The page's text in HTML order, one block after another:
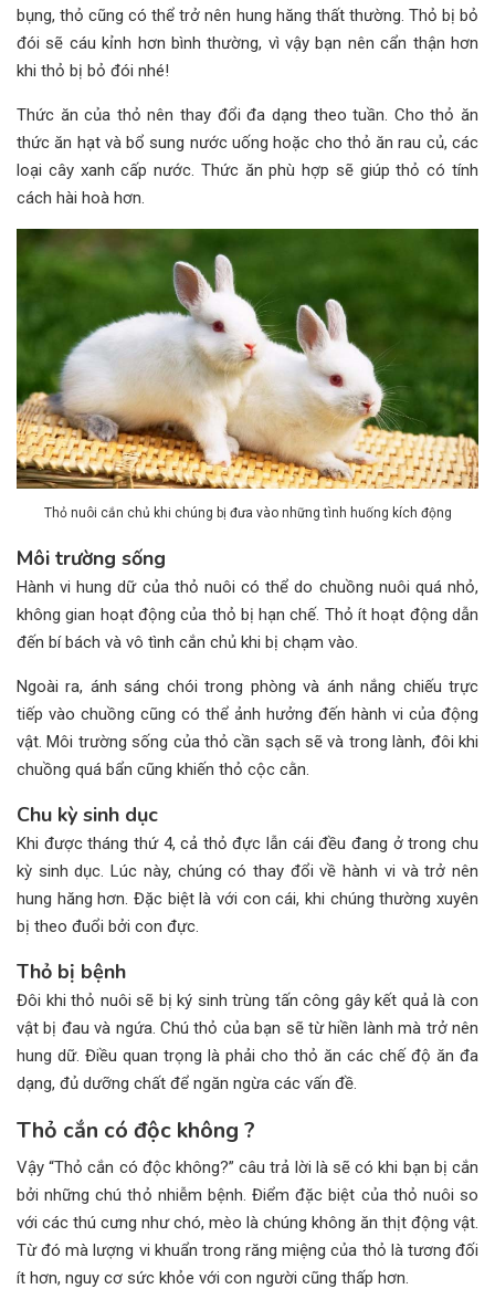
bụng, thỏ cũng có thể trở nên hung hăng thất thường. Thỏ bị bỏ
đói sẽ cáu kỉnh hơn bình thường, vì vậy bạn nên cẩn thận hơn
khi thỏ bị bỏ đói nhé!
Thức ăn của thỏ nên thay đổi đa dạng theo tuần. Cho thỏ ăn
thức ăn hạt và bổ sung nước uống hoặc cho thỏ ăn rau củ, các
loại cây xanh cấp nước. Thức ăn phù hợp sẽ giúp thỏ có tính
cách hài hoà hơn.
Thỏ nuôi cắn chủ khi chúng bị đưa vào những tình huống kích động
Môi trường sống
Hành vi hung dữ của thỏ nuôi có thể do chuồng nuôi quá nhỏ,
không gian hoạt động của thỏ bị hạn chế. Thỏ ít hoạt động dẫn
đến bí bách và vô tình cắn chủ khi bị chạm vào.
Ngoài ra, ánh sáng chói trong phòng và ánh nắng chiếu trực
tiếp vào chuồng cũng có thể ảnh hưởng đến hành vi của động
vật. Môi trường sống của thỏ cần sạch sẽ và trong lành, đôi khi
chuồng quá bẩn cũng khiến thỏ cộc cằn.
Chu kỳ sinh dục
Khi được tháng thứ 4, cả thỏ đực lẫn cái đều đang ở trong chu
kỳ sinh dục. Lúc này, chúng có thay đổi về hành vi và trở nên
hung hăng hơn. Đặc biệt là với con cái, khi chúng thường xuyên
bị theo đuổi bởi con đực.
Thỏ bị bệnh
Đôi khi thỏ nuôi sẽ bị ký sinh trùng tấn công gây kết quả là con
vật bị đau và ngứa. Chú thỏ của bạn sẽ từ hiền lành mà trở nên
hung dữ. Điều quan trọng là phải cho thỏ ăn các chế độ ăn đa
dạng, đủ dưỡng chất để ngăn ngừa các vấn đề.
Thỏ cắn có độc không ?
Vậy “Thỏ cắn có độc không?” câu trả lời là sẽ có khi bạn bị cắn
bởi những chú thỏ nhiễm bệnh. Điểm đặc biệt của thỏ nuôi so
với các thú cưng như chó, mèo là chúng không ăn thịt động vật.
Từ đó mà lượng vi khuẩn trong răng miệng của thỏ là tương đối
ít hơn, nguy cơ sức khỏe với con người cũng thấp hơn.